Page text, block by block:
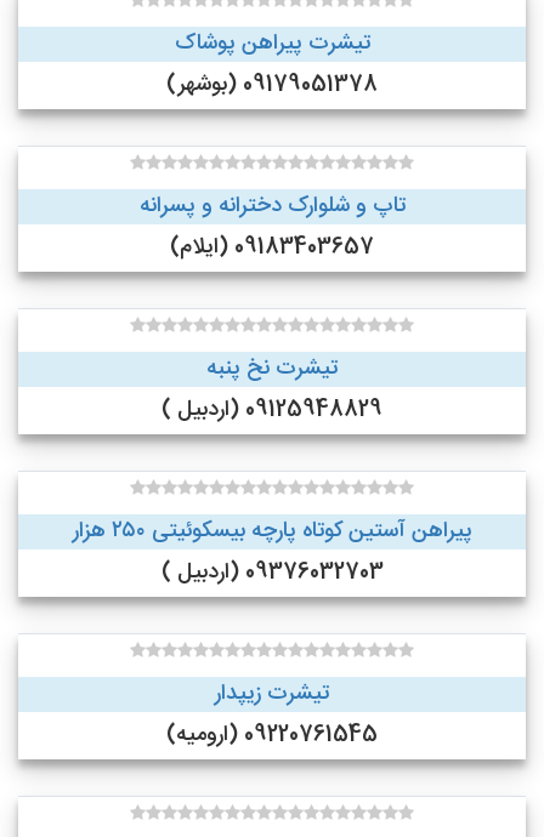
تیشرت پیراهن پوشاک
09179051378 (بوشهر)
تاپ و شلوارک دخترانه و پسرانه
09183403657 (ایلام)
تیشرت نخ پنبه
09125948829 (اردبیل )
پیراهن آستین کوتاه پارچه بیسکوئیتی ۲۵۰ هزار
09376032703 (اردبیل )
تیشرت زیپدار
09220761545 (ارومیه)